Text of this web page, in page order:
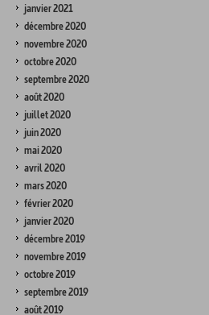
janvier 2021
décembre 2020
novembre 2020
octobre 2020
septembre 2020
août 2020
juillet 2020
juin 2020
mai 2020
avril 2020
mars 2020
février 2020
janvier 2020
décembre 2019
novembre 2019
octobre 2019
septembre 2019
août 2019